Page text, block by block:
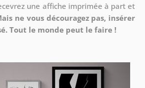
une affiche imprimée à part et
ne vous découragez pas, insérer
Tout le monde peut le faire !